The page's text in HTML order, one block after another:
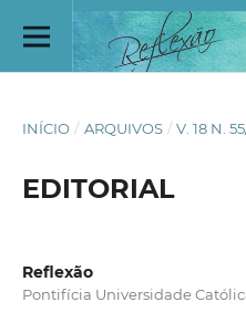
INÍCIO / ARQUIVOS / V. 18 N.
EDITORIAL
Reflexão
Pontifícia Universidade